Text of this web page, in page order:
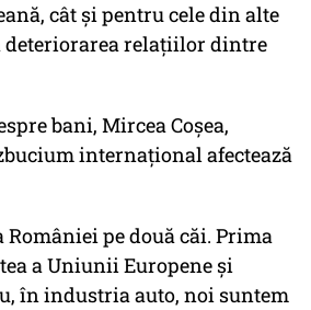
cât și pentru cele din alte
deteriorarea relațiilor dintre
bani, Mircea Coșea,
internațional afectează
pe două căi. Prima
a Uniunii Europene și
în industria auto, noi suntem